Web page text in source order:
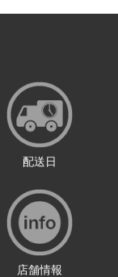
配送日
店舗情報